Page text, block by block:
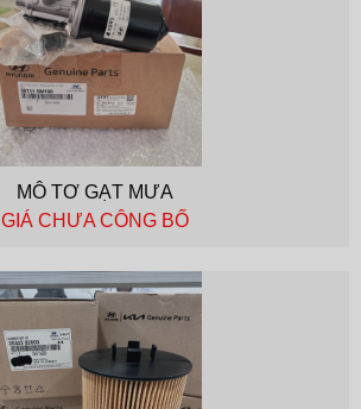
MÔ TƠ GẠT MƯA
GIÁ CHƯA CÔNG BỐ